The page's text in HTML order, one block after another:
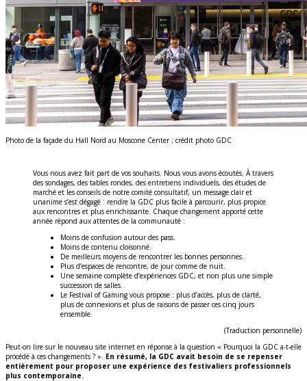
Photo de la façade du Hall Nord au Moscone Center ; crédit photo GDC
Vous nous avez fait part de vos souhaits. Nous vous avons écoutés. À travers
des sondages, des tables rondes, des entretiens individuels, des études de
marché et les conseils de notre comité consultatif, un message clair et
unanime s’est dégagé : rendre la GDC plus facile à parcourir, plus propice
aux rencontres et plus enrichissante. Chaque changement apporté cette
année répond aux attentes de la communauté :
Moins de confusion autour des pass.
Moins de contenu cloisonné.
De meilleurs moyens de rencontrer les bonnes personnes.
Plus d’espaces de rencontre, de jour comme de nuit.
Une semaine complète d’expériences GDC, et non plus une simple
succession de salles.
Le Festival of Gaming vous propose : plus d’accès, plus de clarté,
plus de connexions et plus de raisons de passer ces cinq jours
ensemble.
(Traduction personnelle)
Peut-on lire sur le nouveau site internet en réponse à la question « Pourquoi la GDC a-t-elle
procédé à ces changements ? ». En résumé, la GDC avait besoin de se repenser
entièrement pour proposer une expérience des festivaliers professionnels
plus contemporaine.